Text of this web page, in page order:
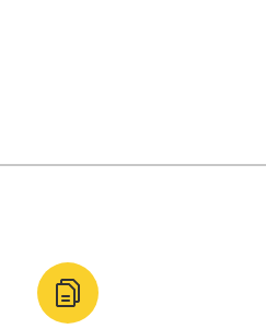
Asia/Yekaterinburg,
Moscow, Europe/Samara